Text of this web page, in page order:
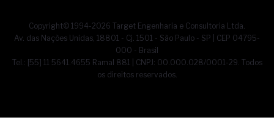
Copyright© 1994-2026 Target Engenharia e Consultoria Ltda.
Av. das Nações Unidas, 18801 - Cj. 1501 - São Paulo - SP | CEP 04795-
000 - Brasil
Tel.: [55] 11 5641.4655 Ramal 881 | CNPJ: 00.000.028/0001-29. Todos
os direitos reservados.